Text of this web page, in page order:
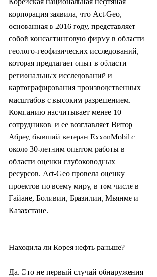
Корейская национальная нефтяная
корпорация заявила, что Act-Geo,
основанная в 2016 году, представляет
собой консалтинговую фирму в области
геолого-геофизических исследований,
которая предлагает опыт в области
региональных исследований и
картографирования производственных
масштабов с высоким разрешением.
Компанию насчитывает менее 10
сотрудников, и ее возглавляет Витор
Абреу, бывший ветеран ExxonMobil с
около 30-летним опытом работы в
области оценки глубоководных
ресурсов. Act-Geo провела оценку
проектов по всему миру, в том числе в
Гайане, Боливии, Бразилии, Мьянме и
Казахстане.
Находила ли Корея нефть раньше?
Да. Это не первый случай обнаружения